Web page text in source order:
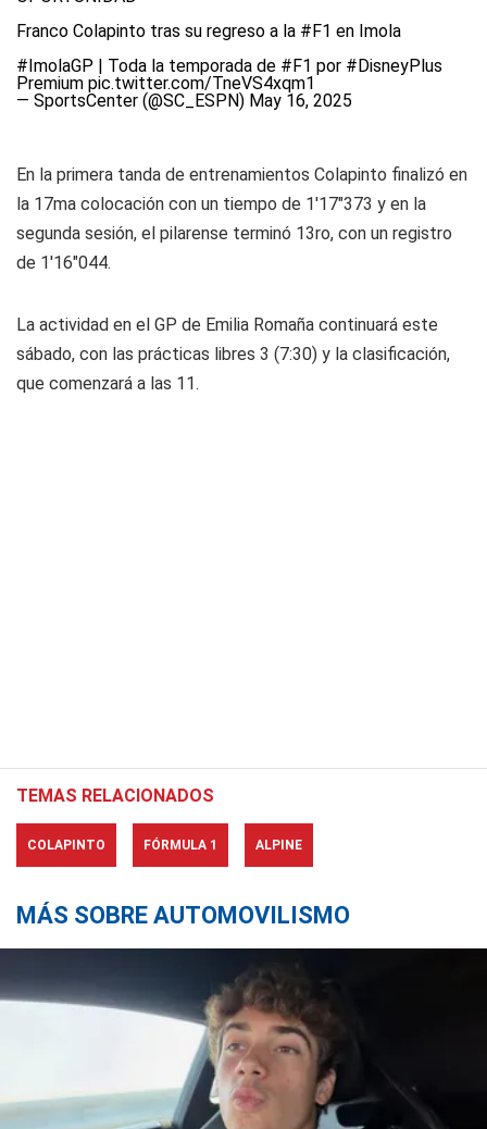
Franco Colapinto tras su regreso a la #F1 en Imola
#ImolaGP | Toda la temporada de #F1 por #DisneyPlus
Premium pic.twitter.com/TneVS4xqm1
— SportsCenter (@SC_ESPN) May 16, 2025
En la primera tanda de entrenamientos Colapinto finalizó en
la 17ma colocación con un tiempo de 1'17"373 y en la
segunda sesión, el pilarense terminó 13ro, con un registro
de 1'16"044.
La actividad en el GP de Emilia Romaña continuará este
sábado, con las prácticas libres 3 (7:30) y la clasificación,
que comenzará a las 11.
TEMAS RELACIONADOS
COLAPINTO FÓRMULA 1 ALPINE
MÁS SOBRE AUTOMOVILISMO